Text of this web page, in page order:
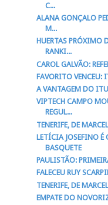
C...
ALANA GONÇALO
M...
HUERTAS PRÓXIMO
RANKI...
CAROL GALVÃO:
FAVORITO
A VANTAGEM DO
VIPTECH CAMPO
REGUL...
TENERIFE, DE
LETÍCIA JOSEFINO
BASQUETE
PAULISTÃO:
FALECEU RUY
TENERIFE, DE
EMPATE DO